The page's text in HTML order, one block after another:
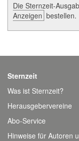
Die Sternzeit-
Anzeigen bestellen.
Sternzeit
Was ist Sternzeit?
Herausgebervereine
Abo-Service
Hinweise für Autoren